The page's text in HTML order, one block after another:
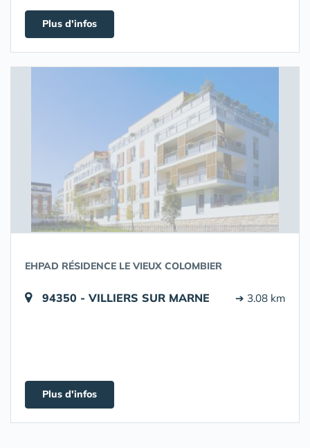
Plus d'infos
EHPAD RÉSIDENCE LE VIEUX COLOMBIER
94350 - VILLIERS SUR MARNE ➔ 3.08 km
Plus d'infos